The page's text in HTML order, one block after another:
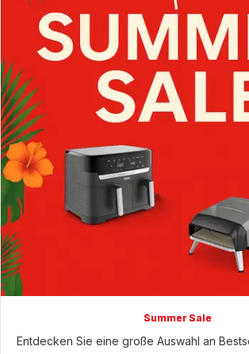
Summer Sale
Entdecken Sie eine große Auswahl an